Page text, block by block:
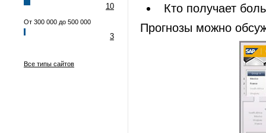
10
От 300 000 до 500 000
3
Все типы сайтов
Кто получает
Прогнозы можно